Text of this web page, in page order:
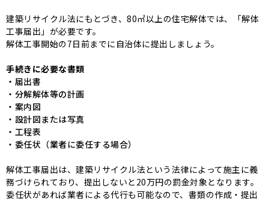
建築リサイクル法にもとづき、80㎡以上の住宅解体では、「解体
工事届出」が必要です。
解体工事開始の7日前までに自治体に提出しましょう。
手続きに必要な書類
・届出書
・分解解体等の計画
・案内図
・設計図または写真
・工程表
・委任状（業者に委任する場合）
解体工事届出は、建築リサイクル法という法律によって施主に義
務づけられており、提出しないと20万円の罰金対象となります。
委任状があれば業者による代行も可能なので、書類の作成・提出